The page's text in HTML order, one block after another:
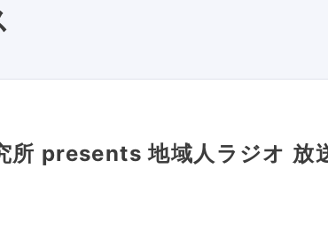
所 presents 地域人ラジオ 放